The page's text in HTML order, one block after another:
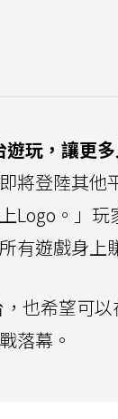
玩，讓更
將登陸其
Logo。」
有遊戲身上
也希望可
落幕。